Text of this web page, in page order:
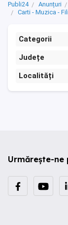
Publi24 Anunțuri
Carti - Muzica -
Categorii
Județe
Localități
Urmărește-ne